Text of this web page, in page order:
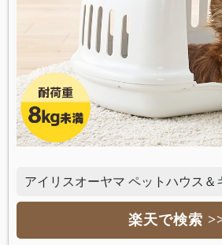
アイリスオーヤマ ペットハウス＆
楽天で検索